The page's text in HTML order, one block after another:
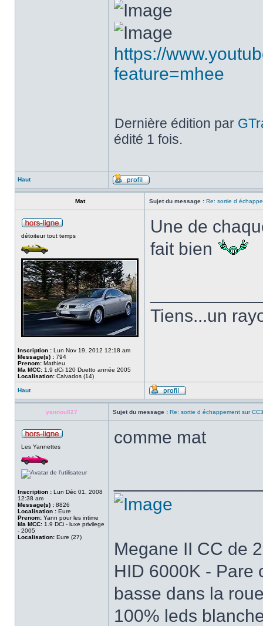
https://
feature=mhee
Dernière édition par
édité 1 fois.
Haut
Mat Sujet du message : Re: sortie d
détoiteur tout temps
Inscription : Lun Nov 19, 2012 12:18 am
Message(s) : 794
Prenom: Mathieu
Ma MCC: 1.9 dCi 120 Duetto année 2005
Localisation: Calvados (14)
Une de
fait bien
Tiens...un
Haut
yannou027 Sujet du message : Re: sortie d échappement sur
Les Yannettes
Inscription : Lun Déc 01, 2008
12:38 am
Message(s) : 8826
Localisation : Eure
Prenom: Yann pour les intime
Ma MCC: 1.9 DCi - luxe privilege
- 2005
Localisation: Eure (27)
comme mat
Megane II CC de
HID 6000K - Pare
basse dans la
100% leds